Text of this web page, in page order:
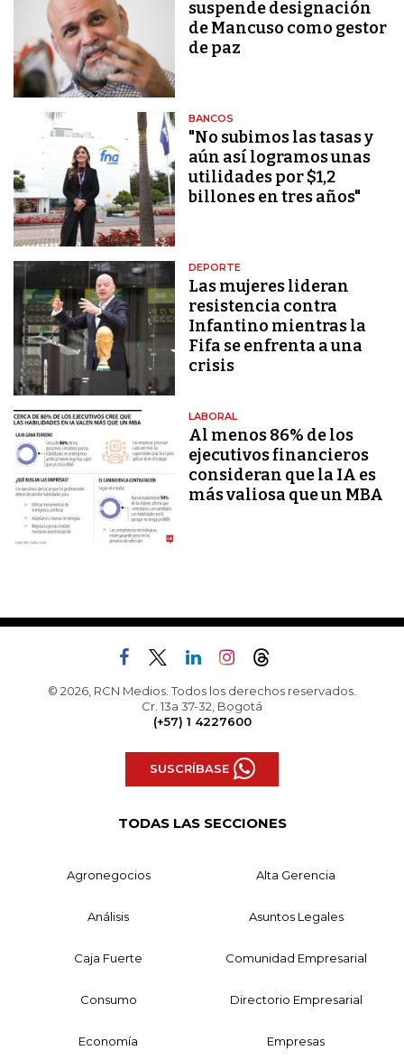
suspende designación
de Mancuso como gestor
de paz
BANCOS
"No subimos las tasas y
aún así logramos unas
utilidades por $1,2
billones en tres años"
DEPORTE
Las mujeres lideran
resistencia contra
Infantino mientras la
Fifa se enfrenta a una
crisis
LABORAL
Al menos 86% de los
ejecutivos financieros
consideran que la IA es
más valiosa que un MBA
© 2026, RCN Medios. Todos los derechos reservados.
Cr. 13a 37-32, Bogotá
(+57) 1 4227600
SUSCRÍBASE
TODAS LAS SECCIONES
Agronegocios Alta Gerencia
Análisis Asuntos Legales
Caja Fuerte Comunidad Empresarial
Consumo Directorio Empresarial
Economía Empresas